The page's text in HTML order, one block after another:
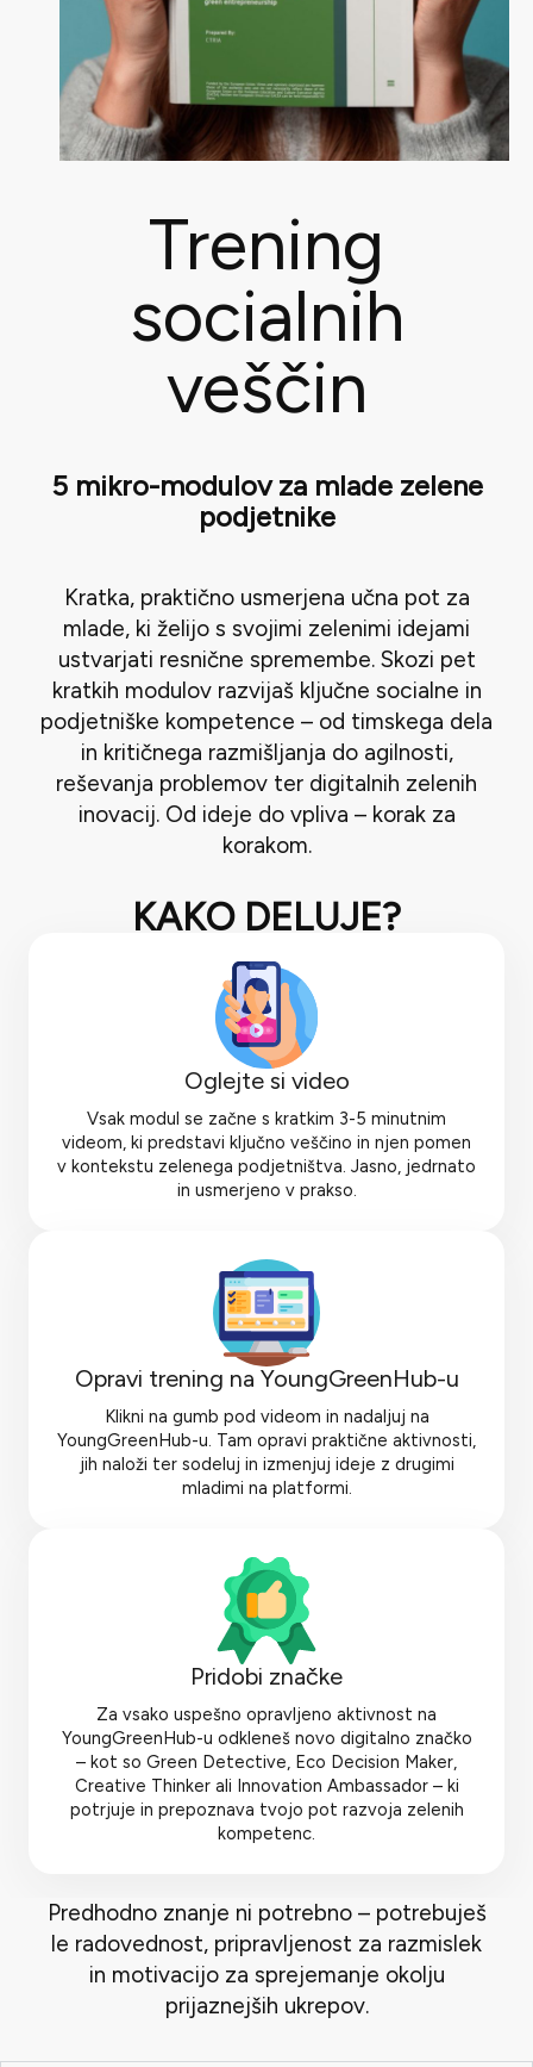
Trening
socialnih
veščin
5 mikro-modulov za mlade zelene
podjetnike
Kratka, praktično usmerjena učna pot za
mlade, ki želijo s svojimi zelenimi idejami
ustvarjati resnične spremembe. Skozi pet
kratkih modulov razvijaš ključne socialne in
podjetniške kompetence – od timskega dela
in kritičnega razmišljanja do agilnosti,
reševanja problemov ter digitalnih zelenih
inovacij. Od ideje do vpliva – korak za
korakom.
KAKO DELUJE?
Oglejte si video
Vsak modul se začne s kratkim 3-5 minutnim
videom, ki predstavi ključno veščino in njen pomen
v kontekstu zelenega podjetništva. Jasno, jedrnato
in usmerjeno v prakso.
Opravi trening na YoungGreenHub-u
Klikni na gumb pod videom in nadaljuj na
YoungGreenHub-u. Tam opravi praktične aktivnosti,
jih naloži ter sodeluj in izmenjuj ideje z drugimi
mladimi na platformi.
Pridobi značke
Za vsako uspešno opravljeno aktivnost na
YoungGreenHub-u odkleneš novo digitalno značko
– kot so Green Detective, Eco Decision Maker,
Creative Thinker ali Innovation Ambassador – ki
potrjuje in prepoznava tvojo pot razvoja zelenih
kompetenc.
Predhodno znanje ni potrebno – potrebuješ
le radovednost, pripravljenost za razmislek
in motivacijo za sprejemanje okolju
prijaznejših ukrepov.